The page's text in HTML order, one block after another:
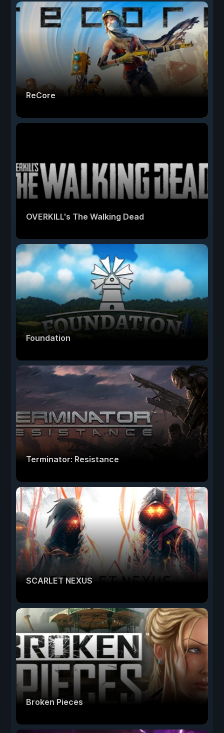
ReCore
OVERKILL's The Walking Dead
Foundation
Terminator: Resistance
SCARLET NEXUS
Broken Pieces